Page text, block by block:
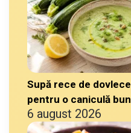
Supă rece de
pentru o caniculă
6 august 2026